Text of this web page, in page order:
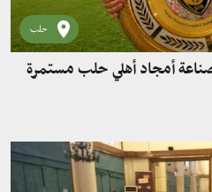
حلب
أمجاد أهلي حلب مستمرة